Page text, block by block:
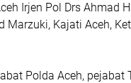
Irjen Pol Drs Ahmad
Kajati Aceh,
Polda Aceh, pejabat